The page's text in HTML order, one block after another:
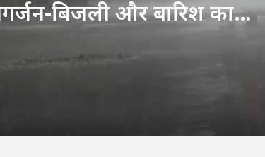
बिजली और बारिश का
चलेगी तेज हवा, पूरे हफ्ते
रहेगा वर्षा का दौर